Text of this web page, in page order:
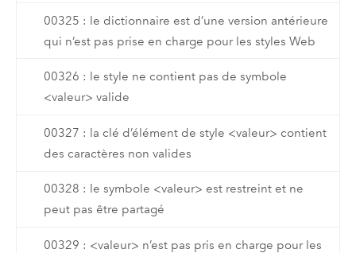
00325 : le dictionnaire est d’une version antérieure
qui n’est pas prise en charge pour les styles Web
00326 : le style ne contient pas de symbole
<valeur> valide
00327 : la clé d’élément de style <valeur> contient
des caractères non valides
00328 : le symbole <valeur> est restreint et ne
peut pas être partagé
00329 : <valeur> n’est pas pris en charge pour les